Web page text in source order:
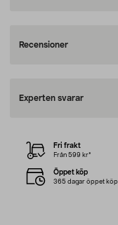
Recensioner
Experten svarar
Fri frakt
Från 599 kr*
Öppet köp
365 dagar öppet köp